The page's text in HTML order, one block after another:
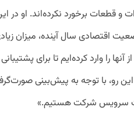
و قطعات برخورد نکرده‌اند. او در
وضعیت اقتصادی سال آینده، میزان
را وارد کرده‌ایم تا برای
سرویس شرکت هستیم.»